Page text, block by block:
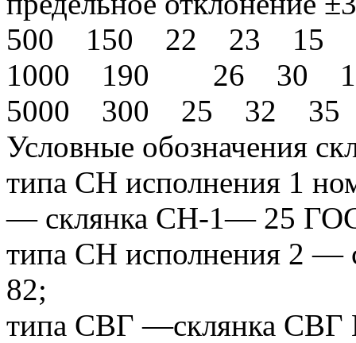
500 150 22 23 15
1000 190 26 30
5000 300 25 32 35
Условные обозначения
типа СН исполнения 1
— склянка СН-1— 25
типа СН исполнения 2
82;
типа СВГ —склянка